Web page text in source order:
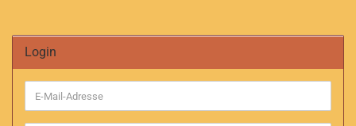
Login
E-
Mail-
Adresse